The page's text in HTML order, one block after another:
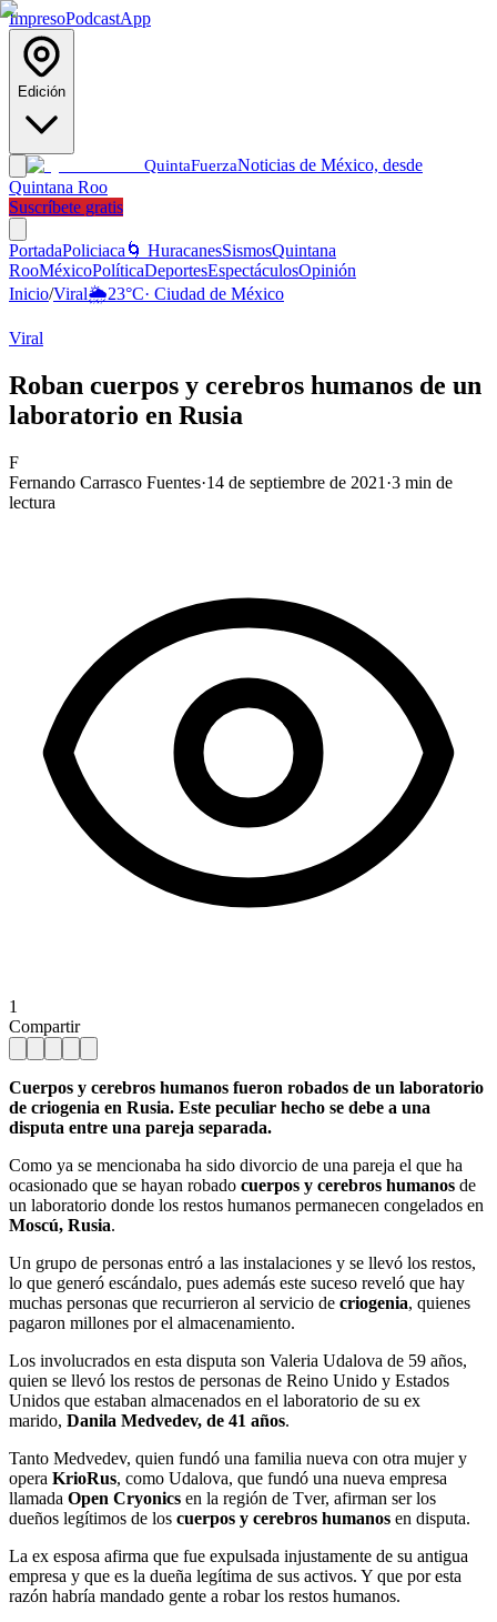
ImpresoPodcastApp
Edición
QuintaFuerzaNoticias de México, desde
Quintana Roo
Suscríbete gratis
PortadaPoliciaca 🌀 HuracanesSismosQuintana
RooMéxicoPolíticaDeportesEspectáculosOpinión
Inicio/Viral🌦️23°C· Ciudad de México
Viral
Roban cuerpos y cerebros humanos de un
laboratorio en Rusia
F
Fernando Carrasco Fuentes·14 de septiembre de 2021 ·3 min de
lectura
1
Compartir
Cuerpos y cerebros humanos fueron robados de un laboratorio
de criogenia en Rusia. Este peculiar hecho se debe a una
disputa entre una pareja separada.
Como ya se mencionaba ha sido divorcio de una pareja el que ha
ocasionado que se hayan robado cuerpos y cerebros humanos de
un laboratorio donde los restos humanos permanecen congelados en
Moscú, Rusia.
Un grupo de personas entró a las instalaciones y se llevó los restos,
lo que generó escándalo, pues además este suceso reveló que hay
muchas personas que recurrieron al servicio de criogenia, quienes
pagaron millones por el almacenamiento.
Los involucrados en esta disputa son Valeria Udalova de 59 años,
quien se llevó los restos de personas de Reino Unido y Estados
Unidos que estaban almacenados en el laboratorio de su ex
marido, Danila Medvedev, de 41 años.
Tanto Medvedev, quien fundó una familia nueva con otra mujer y
opera KrioRus, como Udalova, que fundó una nueva empresa
llamada Open Cryonics en la región de Tver, afirman ser los
dueños legítimos de los cuerpos y cerebros humanos en disputa.
La ex esposa afirma que fue expulsada injustamente de su antigua
empresa y que es la dueña legítima de sus activos. Y que por esta
razón habría mandado gente a robar los restos humanos.